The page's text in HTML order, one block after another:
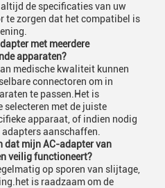
de specificaties van uw
te zorgen dat het compatibel is
met meerdere
apparaten?
medische kwaliteit kunnen
connectoren om in
te passen.Het is
selecteren met de juiste
apparaat, of indien nodig
aanschaffen.
dat mijn AC-adapter van
veilig functioneert?
op sporen van slijtage,
is raadzaam om de